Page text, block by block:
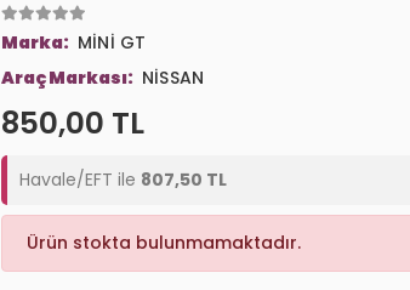
Marka: MİNİ GT
Araç Markası: NİSSAN
850,00 TL
Havale/EFT ile 807,50 TL
Ürün stokta bulunmamaktadır.